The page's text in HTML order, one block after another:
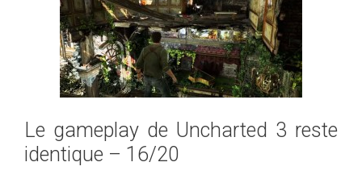
Le gameplay de Uncharted 3 reste
identique – 16/20